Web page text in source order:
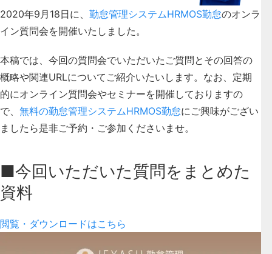
2020年9月18日に、 勤怠管理システムHRMOS勤怠のオンラ
イン質問会を開催いたしました。
本稿では、 今回の質問会でいただいたご質問とその回答の
概略や関連URLについてご紹介いたいします。なお、定期
的にオンライン質問会やセミナーを開催しておりますの
で、 無料の勤怠管理システムHRMOS勤怠にご興味がござい
ましたら是非ご予約・ご参加くださいませ。
■今回いただいた質問をまとめた
資料
閲覧・ダウンロードはこちら